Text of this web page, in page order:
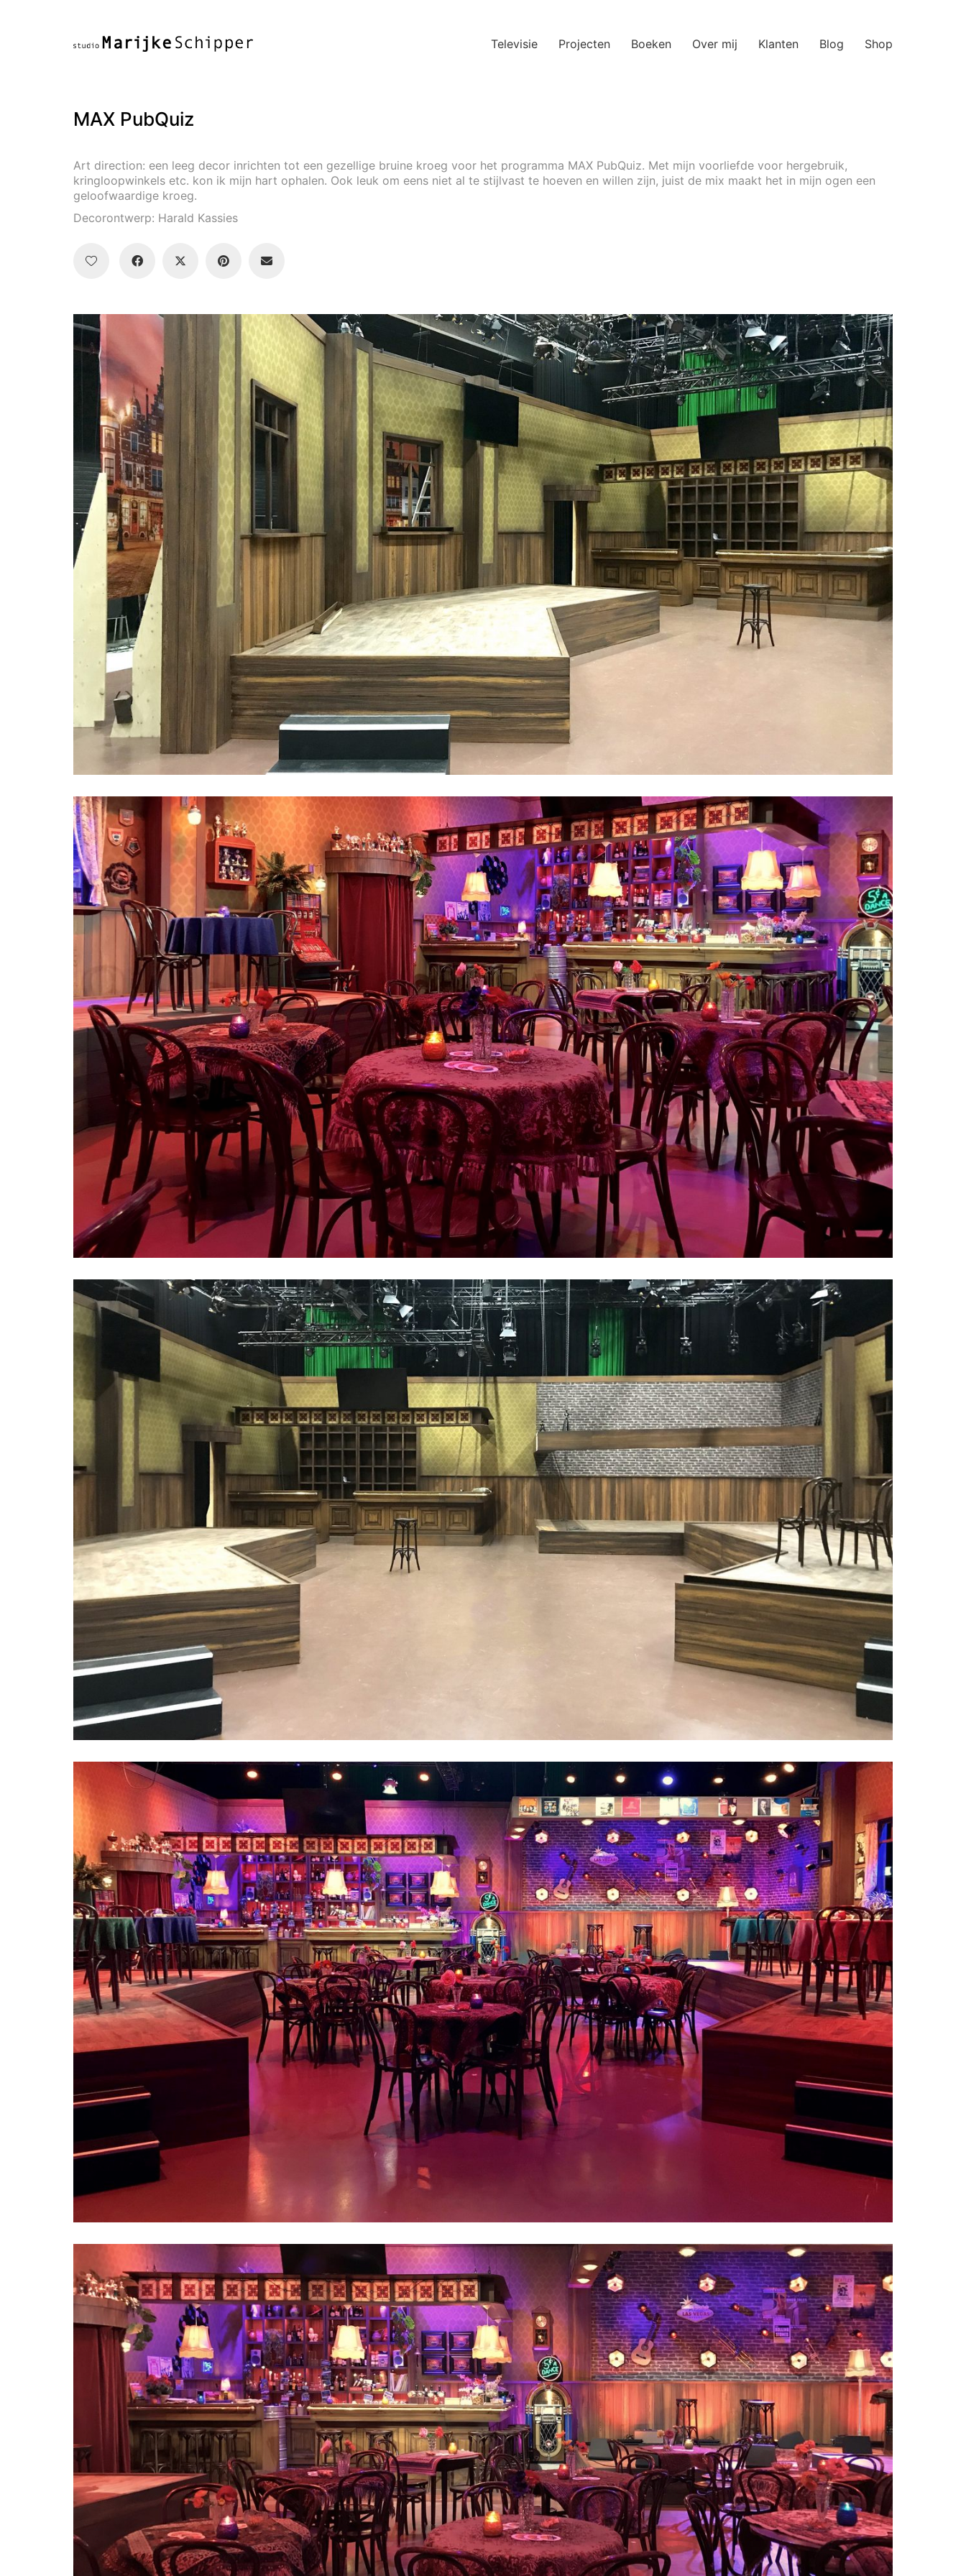
Televisie Projecten Boeken Over mij Klanten Blog Shop
MAX PubQuiz
Art direction: een leeg decor inrichten tot een gezellige bruine kroeg voor het programma MAX PubQuiz. Met mijn voorliefde voor hergebruik,
kringloopwinkels etc. kon ik mijn hart ophalen. Ook leuk om eens niet al te stijlvast te hoeven en willen zijn, juist de mix maakt het in mijn ogen een
geloofwaardige kroeg.
Decorontwerp: Harald Kassies